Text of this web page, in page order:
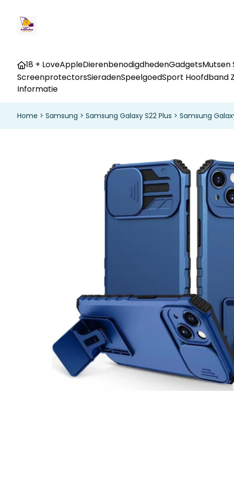
18 + LoveAppleDierenbenodigdhedenGadgetsMutsen
ScreenprotectorsSieradenSpeelgoedSport Hoofdband
Informatie
Home > Samsung > Samsung Galaxy S22 Plus > Samsung